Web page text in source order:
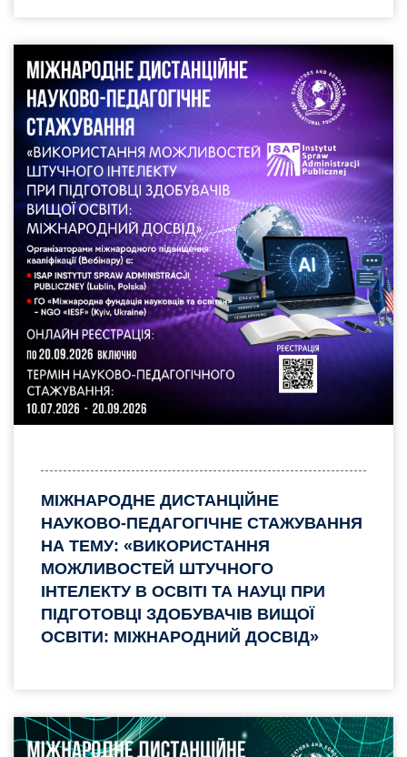
МІЖНАРОДНЕ ДИСТАНЦІЙНЕ
НАУКОВО-ПЕДАГОГІЧНЕ СТАЖУВАННЯ
НА ТЕМУ: «ВИКОРИСТАННЯ
МОЖЛИВОСТЕЙ ШТУЧНОГО
ІНТЕЛЕКТУ В ОСВІТІ ТА НАУЦІ ПРИ
ПІДГОТОВЦІ ЗДОБУВАЧІВ ВИЩОЇ
ОСВІТИ: МІЖНАРОДНИЙ ДОСВІД»